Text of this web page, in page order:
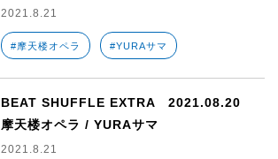
2021.8.21
#摩天楼オペラ #YURAサマ
BEAT SHUFFLE EXTRA 2021.08.20
摩天楼オペラ / YURAサマ
2021.8.21